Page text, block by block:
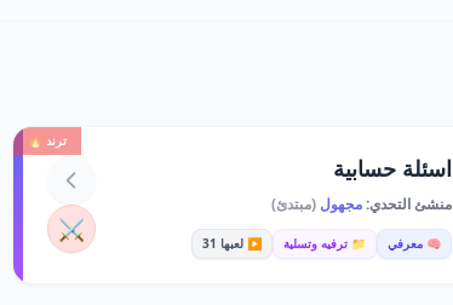
ترند 🔥
اسئلة حسابية
منشئ التحدي:مجهول(مبتدئ)
🧠 معرفي 📁 ترفيه وتسلية ▶️ لعبها 31 ⚔️